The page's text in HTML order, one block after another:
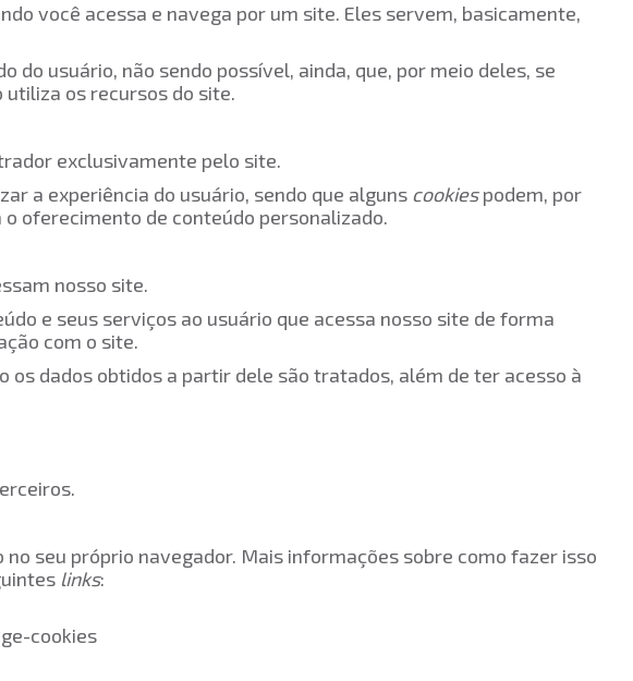
você acessa e navega por um site. Eles servem, basicamente,
usuário, não sendo possível, ainda, que, por meio deles, se
os recursos do site.
exclusivamente pelo site.
a experiência do usuário, sendo que alguns cookiespodem, por
oferecimento de conteúdo personalizado.
nosso site.
e seus serviços ao usuário que acessa nosso site de forma
com o site.
dados obtidos a partir dele são tratados, além de ter acesso à
seu próprio navegador. Mais informações sobre como fazer isso
links:
cookies